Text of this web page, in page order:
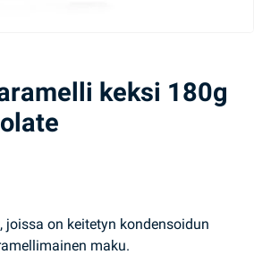
keksi 180g
joissa on keitetyn kondensoidun
maku.